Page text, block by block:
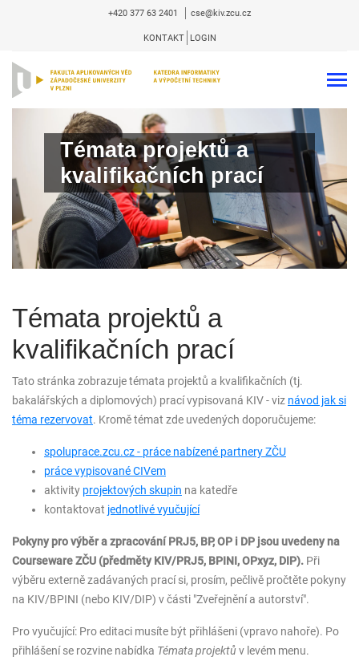
+420 377 63 2401 cse@kiv.zcu.cz
KONTAKT LOGIN
Témata projektů a
kvalifikačních prací
Témata projektů a
kvalifikačních prací
Tato stránka zobrazuje témata projektů a kvalifikačních (tj.
bakalářských a diplomových) prací vypisovaná KIV - viz návod jak si
téma rezervovat. Kromě témat zde uvedených doporučujeme:
spoluprace.zcu.cz - práce nabízené partnery ZČU
práce vypisované CIVem
aktivity projektových skupin na katedře
kontaktovat jednotlivé vyučující
Pokyny pro výběr a zpracování PRJ5, BP, OP i DP jsou uvedeny na
Courseware ZČU (předměty KIV/PRJ5, BPINI, OPxyz, DIP). Při
výběru externě zadávaných prací si, prosím, pečlivě pročtěte pokyny
na KIV/BPINI (nebo KIV/DIP) v části "Zveřejnění a autorství".
Pro vyučující: Pro editaci musíte být přihlášeni (vpravo nahoře). Po
přihlášení se rozvine nabídka Témata projektů v levém menu.